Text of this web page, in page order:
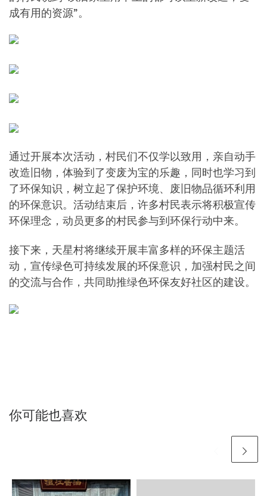
成有用的资源”。
通过开展本次活动，村民们不仅学以致用，亲自动手
改造旧物，体验到了变废为宝的乐趣，同时也学习到
了环保知识，树立起了保护环境、废旧物品循环利用
的环保意识。活动结束后，许多村民表示将积极宣传
环保理念，动员更多的村民参与到环保行动中来。
接下来，天星村将继续开展丰富多样的环保主题活
动，宣传绿色可持续发展的环保意识，加强村民之间
的交流与合作，共同助推绿色环保友好社区的建设。
你可能也喜欢